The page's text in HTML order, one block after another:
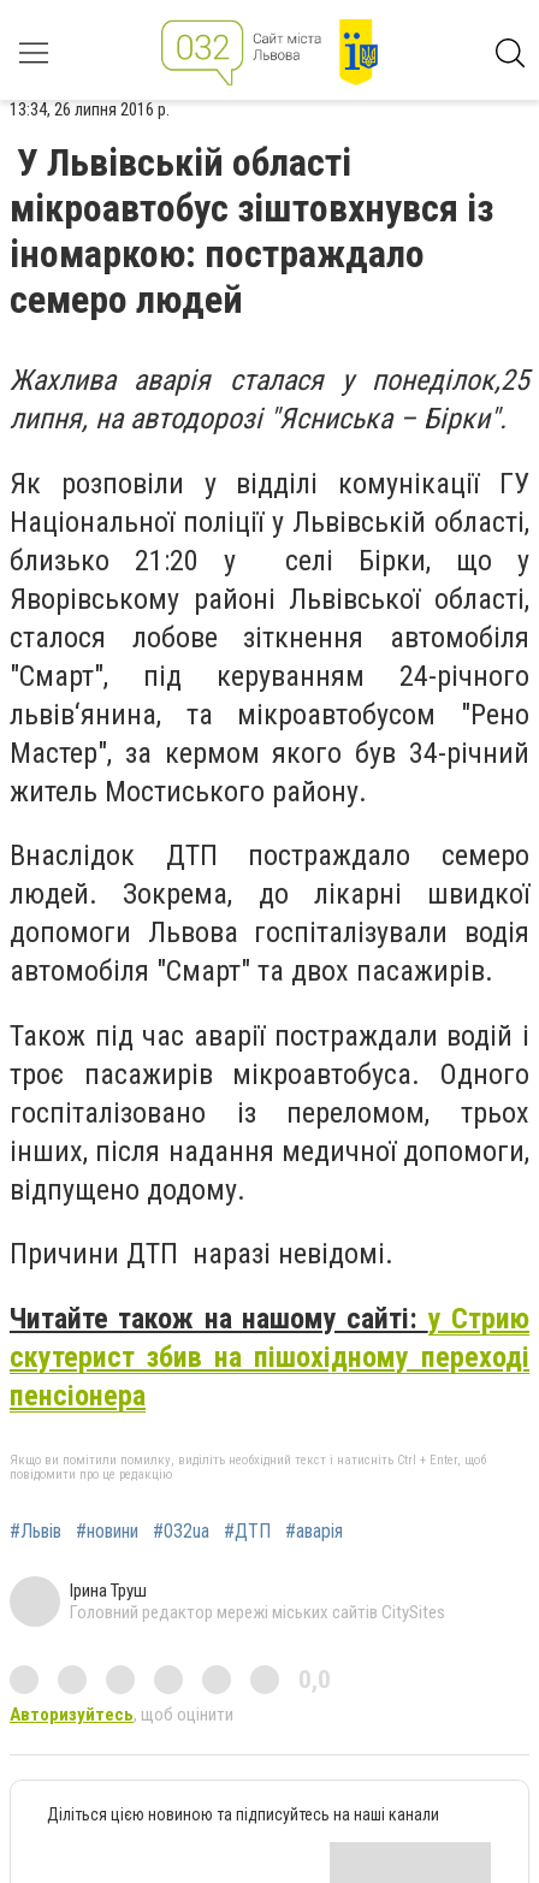
13:34, 26 липня 2016 р.
У Львівській області
мікроавтобус зіштовхнувся із
іномаркою: постраждало
семеро людей
Жахлива аварія сталася у понеділок,25
липня, на автодорозі "Ясниська – Бірки".
Як розповіли у відділі комунікації ГУ
Національної поліції у Львівській області,
близько 21:20 у селі Бірки, що у
Яворівському районі Львівської області,
сталося лобове зіткнення автомобіля
"Смарт", під керуванням 24-річного
львів‘янина, та мікроавтобусом "Рено
Мастер", за кермом якого був 34-річний
житель Мостиського району.
Внаслідок ДТП постраждало семеро
людей. Зокрема, до лікарні швидкої
допомоги Львова госпіталізували водія
автомобіля "Смарт" та двох пасажирів.
Також під час аварії постраждали водій і
троє пасажирів мікроавтобуса. Одного
госпіталізовано із переломом, трьох
інших, після надання медичної допомоги,
відпущено додому.
Причини ДТП наразі невідомі.
Читайте також на нашому сайті: у Стрию
скутерист збив на пішохідному переході
пенсіонера
Якщо ви помітили помилку, виділіть необхідний текст і натисніть Ctrl + Enter, щоб
повідомити про це редакцію
#Львів #новини #032ua #ДТП #аварія
Ірина Труш
Головний редактор мережі міських сайтів CitySites
0,0
Авторизуйтесь, щоб оцінити
Діліться цією новиною та підписуйтесь на наші канали